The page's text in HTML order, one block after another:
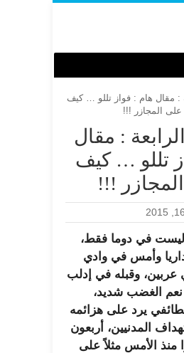
: مقال
تللو … كيف
!!!
ليست في دوما فقط،
وأمس في وادي
عربين، وقبله في إدلب
نعم الغضب شديد،
يرد على هزائمه
المدنيين، أربعون
منذ الأمس مثلاً على